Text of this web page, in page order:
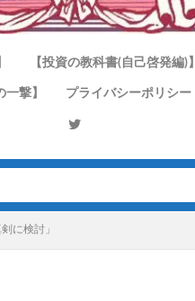
【投資の教科書(自己啓発編)】
一撃】 プライバシーポリシー
に検討」